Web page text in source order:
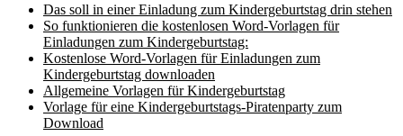
Das soll in einer Einladung zum Kindergeburtstag drin stehen
So funktionieren die kostenlosen Word-Vorlagen für
Einladungen zum Kindergeburtstag:
Kostenlose Word-Vorlagen für Einladungen zum
Kindergeburtstag downloaden
Allgemeine Vorlagen für Kindergeburtstag
Vorlage für eine Kindergeburtstags-Piratenparty zum
Download